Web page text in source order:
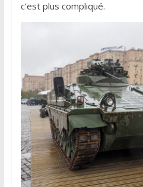
c’est plus compliqué.